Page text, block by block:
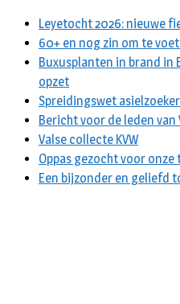
Leyetocht 2026: nieuwe
60+ en nog zin om te
Buxusplanten in brand in
opzet
Spreidingswet
Bericht voor de leden van
Valse collecte KVW
Oppas gezocht voor onze
Een bijzonder en geliefd